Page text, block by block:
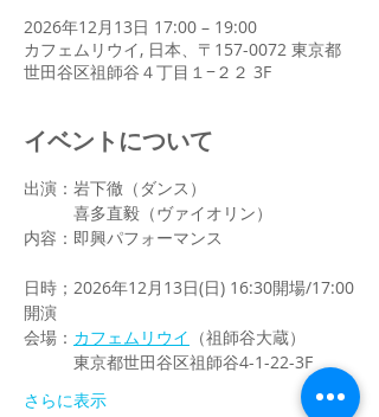
2026年12月13日 17:00 – 19:00
カフェムリウイ, 日本、〒157-0072 東京都
世田谷区祖師谷４丁目１−２２ 3F
イベントについて
出演：岩下徹（ダンス）
喜多直毅（ヴァイオリン）
内容：即興パフォーマンス
日時；2026年12月13日(日) 16:30開場/17:00
開演
会場： カフェムリウイ （祖師谷大蔵）
東京都世田谷区祖師谷4-1-22-3F
さらに表示